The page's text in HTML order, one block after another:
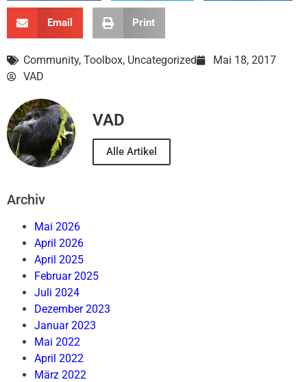
Email Print
Community, Toolbox, Uncategorized
Mai 18, 2017
VAD
VAD
Alle Artikel
Archiv
Mai 2026
April 2026
April 2025
Februar 2025
Juli 2024
Dezember 2023
Januar 2023
Mai 2022
April 2022
März 2022